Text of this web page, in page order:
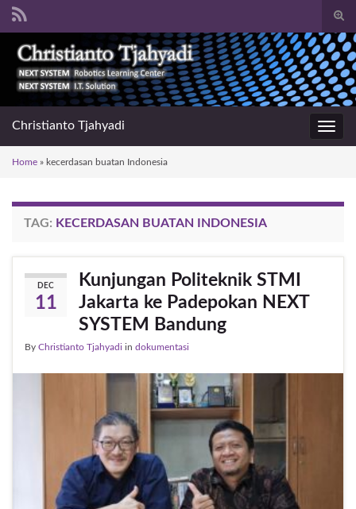
form
Search for:
Christianto Tjahyadi
Home » kecerdasan buatan Indonesia
TAG: KECERDASAN BUATAN INDONESIA
DEC
11
Kunjungan Politeknik STMI
Jakarta ke Padepokan NEXT
SYSTEM Bandung
By Christianto Tjahyadi in dokumentasi